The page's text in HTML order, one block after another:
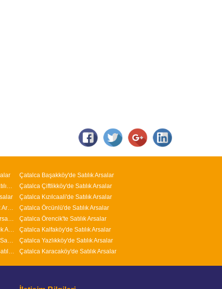
Arnavutköy M.Kemal Paşa Mahallesi'nde Satılık Arsalar
Arnavutköy Nenehatun Mahallesi'nde Satılık Arsalar
Arnavutköy İslambey Mahallesi'nde Satılık Arsalar
Arnavutköy Yavuz Selim Mahallesi'nde Satılık Arsalar
Arnavutköy Adnan Menderes Mahallesi'nde Satılık Arsalar
Arnavutköy ( Taşoluk ) Fatih Mahallesi'nde Satılık Arsalar
Çatalca Başakköy'de Satılık Arsalar
Çatalca Çiftlikköy'de Satılık Arsalar
Çatalca Kızılcaali'de Satılık Arsalar
Çatalca Örcünlü'de Satılık Arsalar
Çatalca Örencik'te Satılık Arsalar
Çatalca Kalfaköy'de Satılık Arsalar
Çatalca Yazlıkköy'de Satılık Arsalar
Çatalca Karacaköy'de Satılık Arsalar